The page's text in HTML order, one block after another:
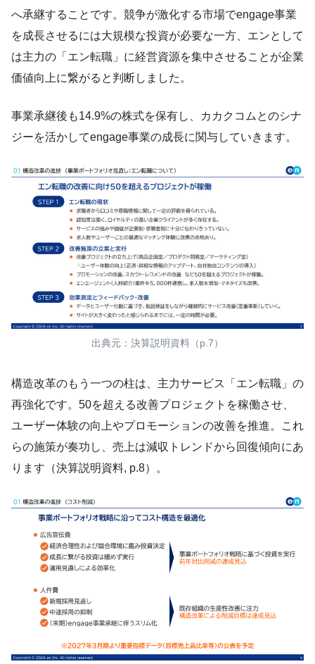
へ承継することです。競争が激化する市場でengage事業
を成長させるには大規模な投資が必要な一方、エンとして
は主力の「エン転職」に経営資源を集中させることが企業
価値向上に繋がると判断しました。
事業承継後も14.9%の株式を保有し、カカクコムとのシナ
ジーを活かしてengage事業の成長に関与していきます。
出典元：決算説明資料（p.7）
構造改革のもう一つの柱は、主力サービス「エン転職」の
再強化です。50を超える改善プロジェクトを稼働させ、
ユーザー体験の向上やプロモーションの改善を推進。これ
らの施策が奏功し、売上は減収トレンドから回復傾向にあ
ります（決算説明資料, p.8）。